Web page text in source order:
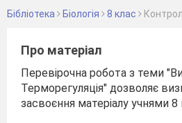
Бібліотека Біологія 8 клас
Про матеріал
Перевірочна робота з теми
Терморегуляція" дозволяє
засвоєння матеріалу учнями 8